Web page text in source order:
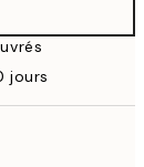
jours